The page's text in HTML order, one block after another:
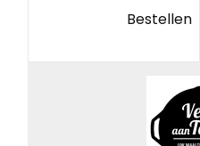
Bestellen